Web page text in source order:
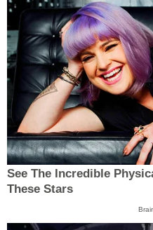
See The Incredible
These Stars